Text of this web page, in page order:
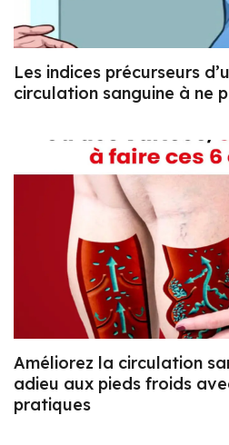
Les indices précurseurs
circulation sanguine à ne
Améliorez la circulation
adieu aux pieds froids
pratiques